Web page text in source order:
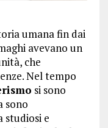
umana fin dai
avevano un
che
Nel tempo
si sono
sono
studiosi e